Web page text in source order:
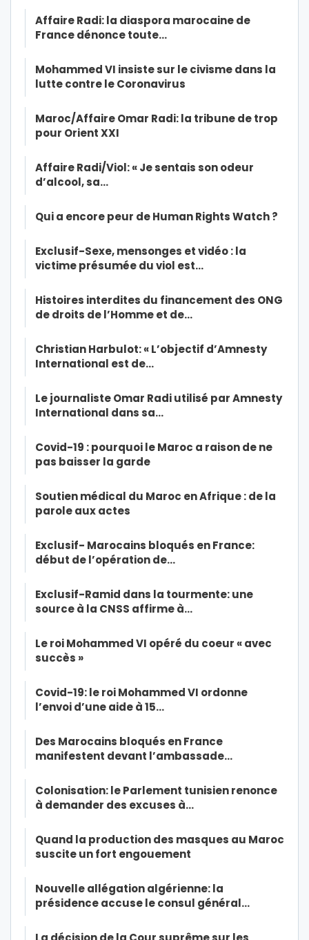
Affaire Radi: la diaspora marocaine de
France dénonce toute…
Mohammed VI insiste sur le civisme dans la
lutte contre le Coronavirus
Maroc/Affaire Omar Radi: la tribune de trop
pour Orient XXI
Affaire Radi/Viol: « Je sentais son odeur
d’alcool, sa…
Qui a encore peur de Human Rights Watch ?
Exclusif-Sexe, mensonges et vidéo : la
victime présumée du viol est…
Histoires interdites du financement des ONG
de droits de l’Homme et de…
Christian Harbulot: « L’objectif d’Amnesty
International est de…
Le journaliste Omar Radi utilisé par Amnesty
International dans sa…
Covid-19 : pourquoi le Maroc a raison de ne
pas baisser la garde
Soutien médical du Maroc en Afrique : de la
parole aux actes
Exclusif- Marocains bloqués en France:
début de l’opération de…
Exclusif-Ramid dans la tourmente: une
source à la CNSS affirme à…
Le roi Mohammed VI opéré du coeur « avec
succès »
Covid-19: le roi Mohammed VI ordonne
l’envoi d’une aide à 15…
Des Marocains bloqués en France
manifestent devant l’ambassade…
Colonisation: le Parlement tunisien renonce
à demander des excuses à…
Quand la production des masques au Maroc
suscite un fort engouement
Nouvelle allégation algérienne: la
présidence accuse le consul général…